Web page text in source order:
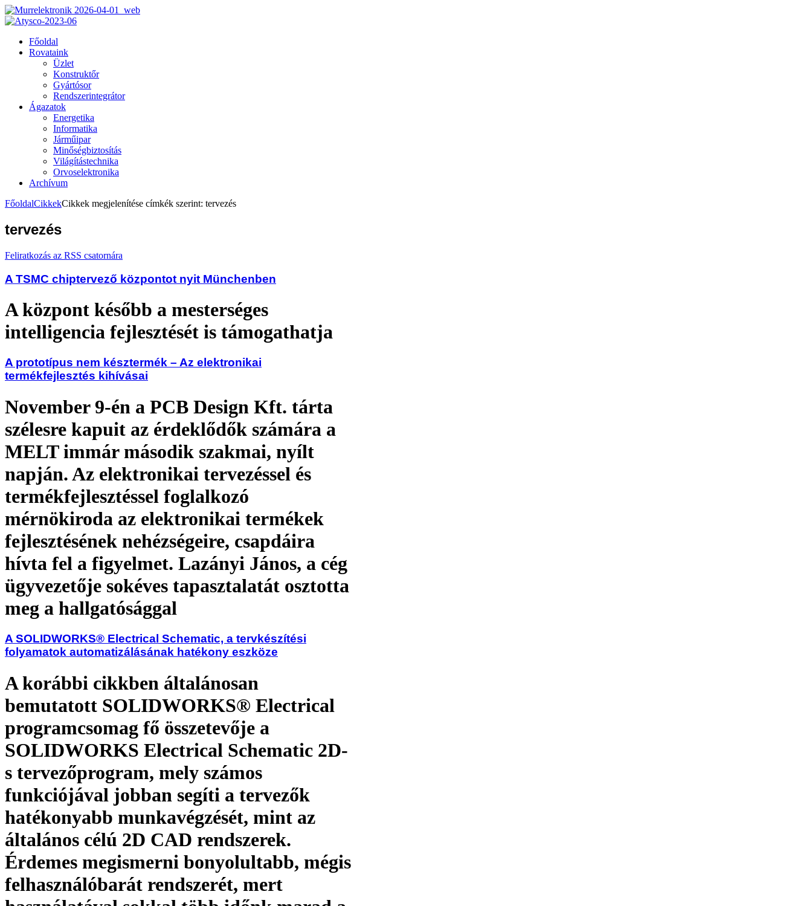
Főoldal
Rovataink
Üzlet
Konstruktőr
Gyártósor
Rendszerintegrátor
Ágazatok
Energetika
Informatika
Járműipar
Minőségbiztosítás
Világítástechnika
Orvoselektronika
Archívum
FőoldalCikkekCikkek megjelenítése címkék szerint: tervezés
tervezés
Feliratkozás az RSS csatornára
A TSMC chiptervező központot nyit Münchenben
A központ később a mesterséges
intelligencia fejlesztését is támogathatja
A prototípus nem késztermék – Az elektronikai
termékfejlesztés kihívásai
November 9-én a PCB Design Kft. tárta
szélesre kapuit az érdeklődők számára a
MELT immár második szakmai, nyílt
napján. Az elektronikai tervezéssel és
termékfejlesztéssel foglalkozó
mérnökiroda az elektronikai termékek
fejlesztésének nehézségeire, csapdáira
hívta fel a figyelmet. Lazányi János, a cég
ügyvezetője sokéves tapasztalatát osztotta
meg a hallgatósággal
A SOLIDWORKS® Electrical Schematic, a tervkészítési
folyamatok automatizálásának hatékony eszköze
A korábbi cikkben általánosan
bemutatott SOLIDWORKS® Electrical
programcsomag fő összetevője a
SOLIDWORKS Electrical Schematic 2D-
s tervezőprogram, mely számos
funkciójával jobban segíti a tervezők
hatékonyabb munkavégzését, mint az
általános célú 2D CAD rendszerek.
Érdemes megismerni bonyolultabb, mégis
felhasználóbarát rendszerét, mert